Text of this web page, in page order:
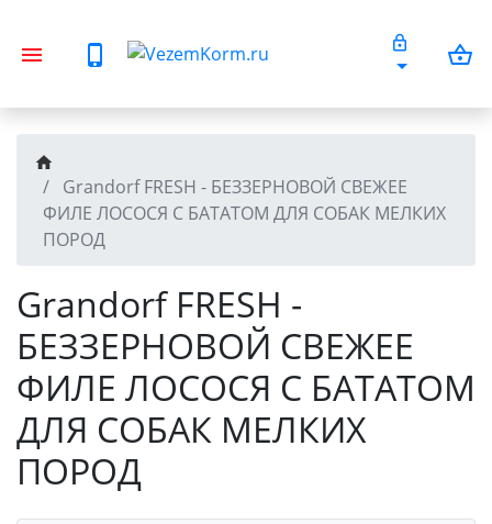
Grandorf FRESH - БЕЗЗЕРНОВОЙ СВЕЖЕЕ
ФИЛЕ ЛОСОСЯ С БАТАТОМ ДЛЯ СОБАК МЕЛКИХ
ПОРОД
Grandorf FRESH -
БЕЗЗЕРНОВОЙ СВЕЖЕЕ
ФИЛЕ ЛОСОСЯ С БАТАТОМ
ДЛЯ СОБАК МЕЛКИХ
ПОРОД